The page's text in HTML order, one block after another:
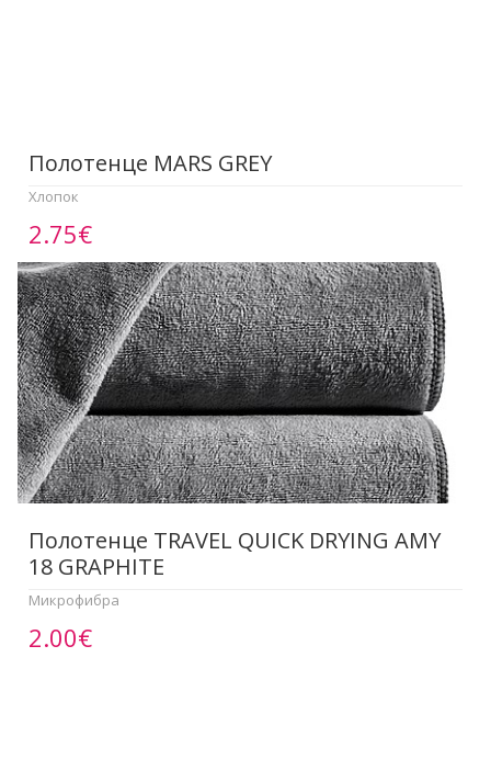
Полотенце МАRS GREY
Хлопок
2.75€
Полотенце TRAVEL QUICK DRYING AMY
18 GRAPHITE
Микрофибра
2.00€